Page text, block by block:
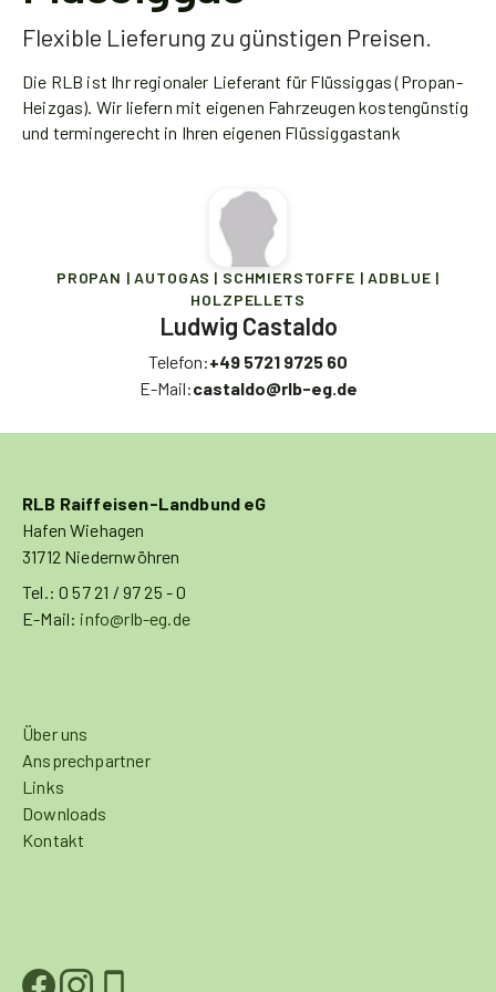
Flexible Lieferung zu günstigen Preisen.
Die RLB ist Ihr regionaler Lieferant für Flüssiggas (Propan-
Heizgas). Wir liefern mit eigenen Fahrzeugen kostengünstig
und termingerecht in Ihren eigenen Flüssiggastank
PROPAN | AUTOGAS | SCHMIERSTOFFE | ADBLUE |
HOLZPELLETS
Ludwig Castaldo
Telefon:+49 5721 9725 60
E-Mail:castaldo@rlb-eg.de
RLB Raiffeisen-Landbund eG
Hafen Wiehagen
31712 Niedernwöhren
Tel.: 0 57 21 / 97 25 - 0
E-Mail: info@rlb-eg.de
Über uns
Ansprechpartner
Links
Downloads
Kontakt